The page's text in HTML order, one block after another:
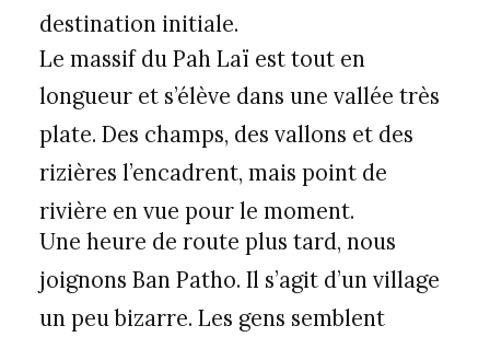
destination initiale.
Le massif du Pah Laï est tout en
longueur et s’élève dans une vallée très
plate. Des champs, des vallons et des
rizières l’encadrent, mais point de
rivière en vue pour le moment.
Une heure de route plus tard, nous
joignons Ban Patho. Il s’agit d’un village
un peu bizarre. Les gens semblent